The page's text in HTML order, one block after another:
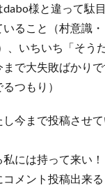
様と違って駄
ること（村意識
いちいち「そう
で大失敗ばかり
つもり）
今まで投稿させ
には持って来い！
メント投稿出来